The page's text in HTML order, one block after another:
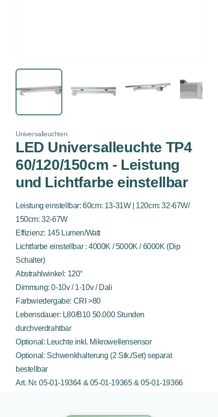
Universalleuchten
LED Universalleuchte TP4
60/120/150cm - Leistung
und Lichtfarbe einstellbar
Leistung einstellbar: 60cm: 13-31W | 120cm: 32-67W/
150cm: 32-67W
Effizienz: 145 Lumen/Watt
Lichtfarbe einstellbar : 4000K / 5000K / 6000K (Dip
Schalter)
Abstrahlwinkel: 120°
Dimmung: 0-10v / 1-10v / Dali
Farbwiedergabe: CRI >80
Lebensdauer: L80/B10 50.000 Stunden
durchverdrahtbar
Optional: Leuchte inkl. Mikrowellensensor
Optional: Schwenkhalterung (2 Stk./Set) separat
bestellbar
Art. Nr. 05-01-19364 & 05-01-19365 & 05-01-19366